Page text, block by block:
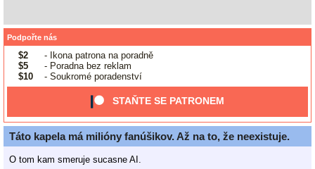
Podpořte nás
$2
- Ikona patrona na poradně
$5
- Poradna bez reklam
$10
- Soukromé poradenství
STAŇTE SE PATRONEM
Táto kapela má milióny fanúšikov. Až na to, že neexistuje.
O tom kam smeruje sucasne AI.